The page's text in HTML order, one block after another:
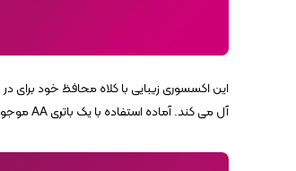
این اکسسوری زیبایی با کلاه محافظ خود
آل می کند. آماده استفاده با یک باتری AA موجود است